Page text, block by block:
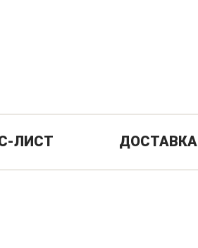
ЛИСТ ДОСТАВКА